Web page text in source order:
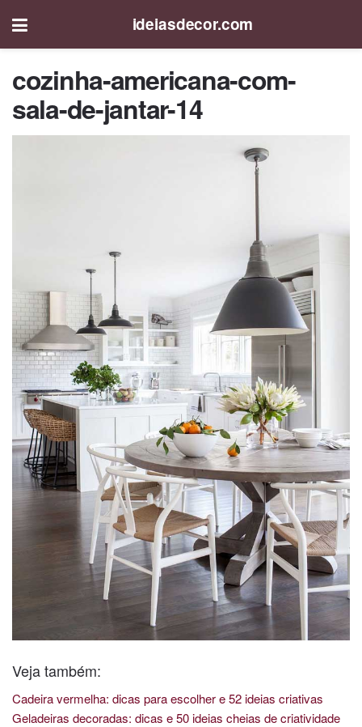
ideiasdecor.com
cozinha-americana-com-
sala-de-jantar-14
Veja também:
Cadeira vermelha: dicas para escolher e 52 ideias criativas
Geladeiras decoradas: dicas e 50 ideias cheias de criatividade